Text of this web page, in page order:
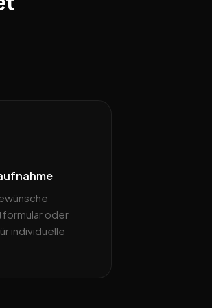
oder
individuelle